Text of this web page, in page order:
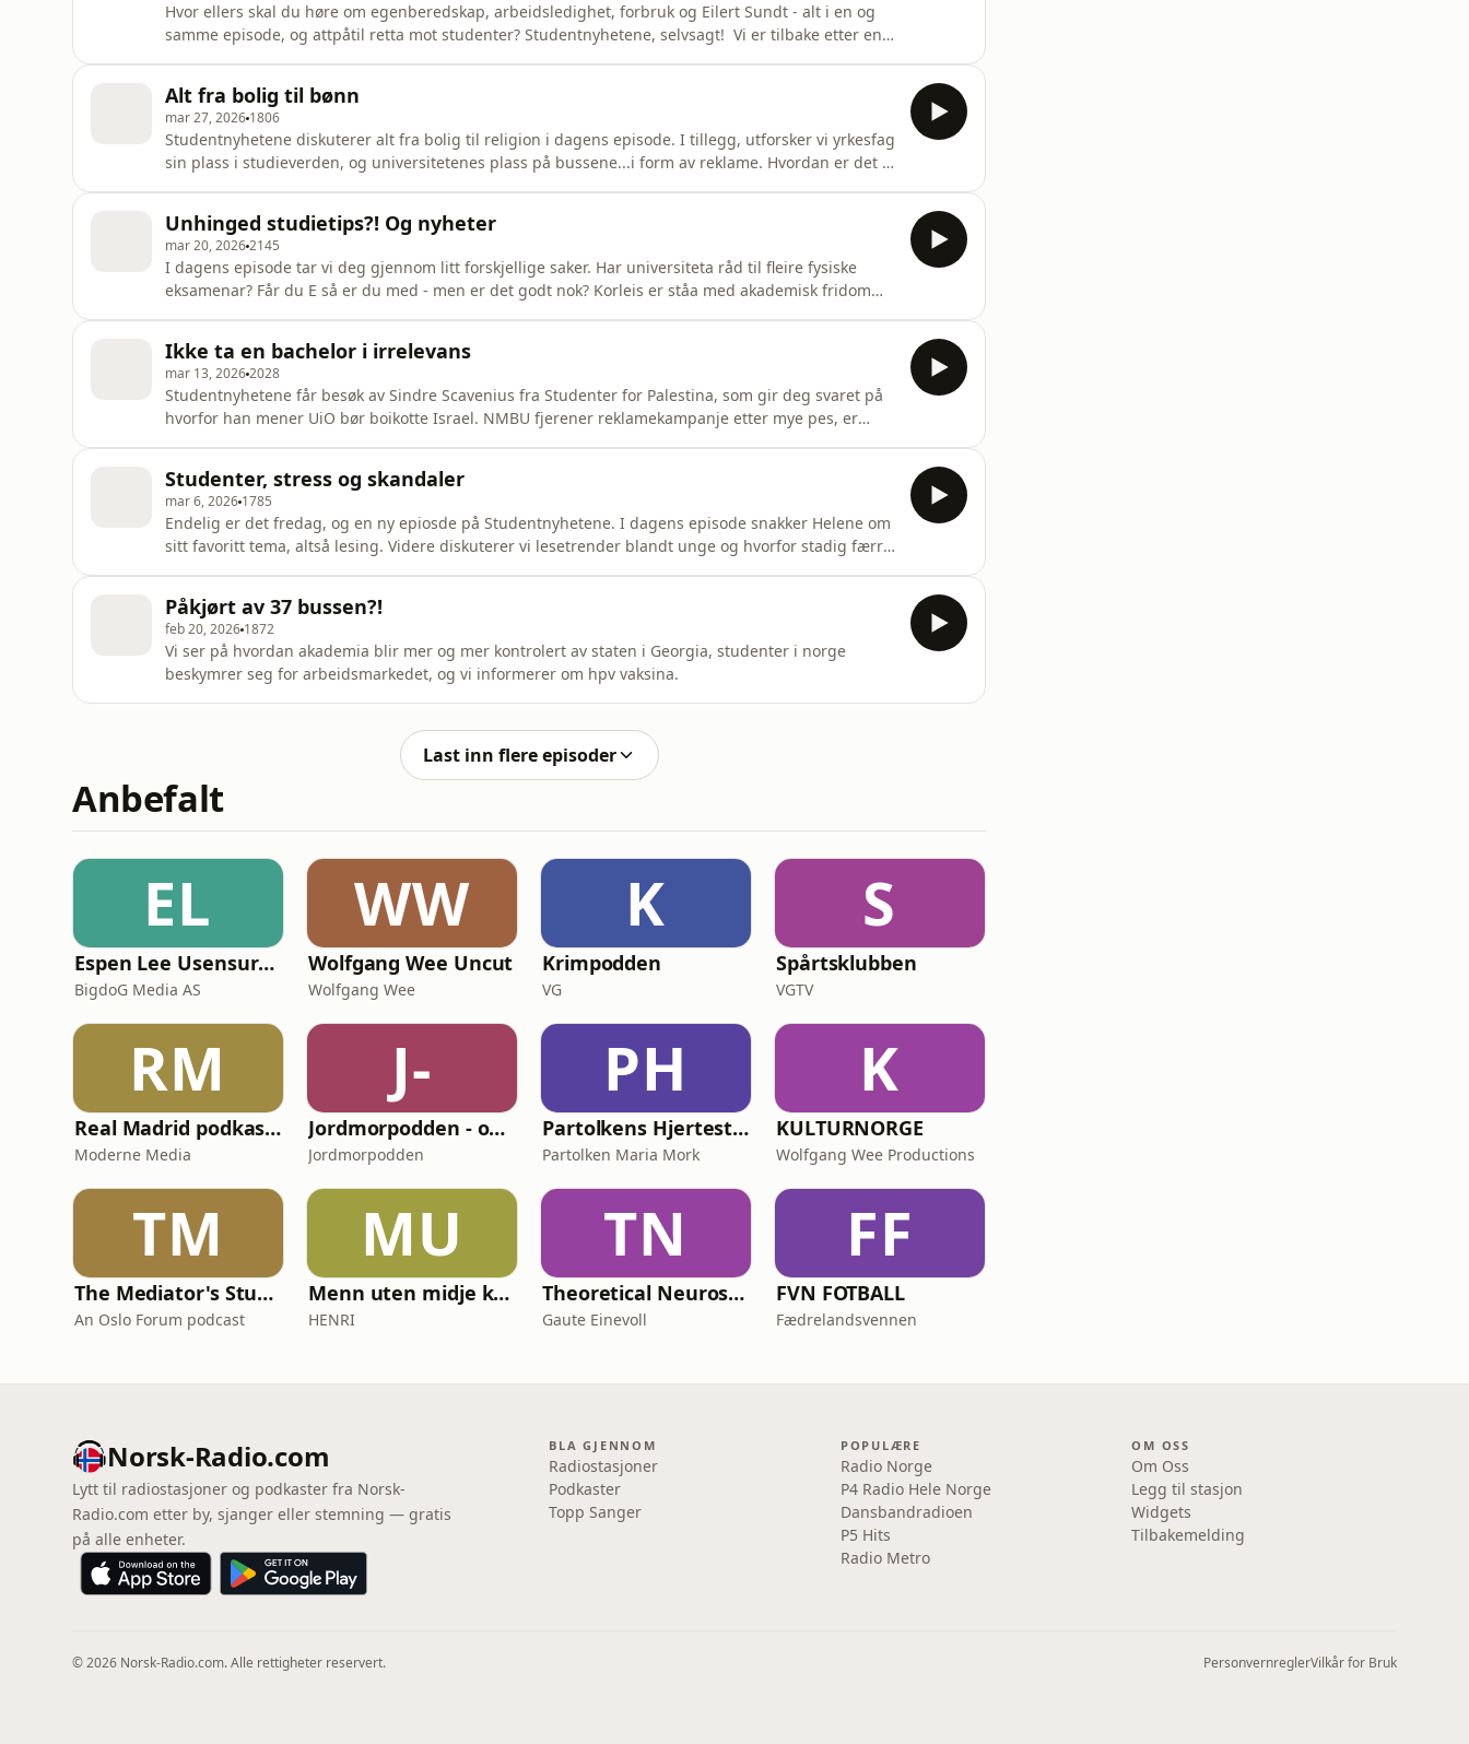
Hvor ellers skal du høre om egenberedskap, arbeidsledighet, forbruk og Eilert Sundt - alt i en og
samme episode, og attpåtil retta mot studenter? Studentnyhetene, selvsagt! Vi er tilbake etter en
Fa
Alt fra bolig til bønn
mar 27, 2026 1806
Studentnyhetene diskuterer alt fra bolig til religion i dagens episode. I tillegg, utforsker vi yrkesfag
sin plass i studieverden, og universitetenes plass på bussene...i form av reklame. Hvordan er det å
Unhinged studietips?! Og nyheter
mar 20, 20262145
I dagens episode tar vi deg gjennom litt forskjellige saker. Har universiteta råd til fleire fysiske
eksamenar? Får du E så er du med - men er det godt nok? Korleis er ståa med akademisk fridom
Fal
Ikke ta en bachelor i irrelevans
mar 13, 20262028
Studentnyhetene får besøk av Sindre Scavenius fra Studenter for Palestina, som gir deg svaret på
hvorfor han mener UiO bør boikotte Israel. NMBU fjerener reklamekampanje etter mye pes, er
studente
Studenter, stress og skandaler
mar 6, 2026 1785
Endelig er det fredag, og en ny epiosde på Studentnyhetene. I dagens episode snakker Helene om
sitt favoritt tema, altså lesing. Videre diskuterer vi lesetrender blandt unge og hvorfor stadig færre
Påkjørt av 37 bussen?!
feb 20, 2026 1872
Vi ser på hvordan akademia blir mer og mer kontrolert av staten i Georgia, studenter i norge
beskymrer seg for arbeidsmarkedet, og vi informerer om hpv vaksina.
Last inn flere episoder
Anbefalt
EL
Espen Lee Usensurert
BigdoG Media AS
WW
Wolfgang Wee Uncut
Wolfgang Wee
K
Krimpodden
VG
S
Spårtsklubben
VGTV
RM
Real Madrid podkasten uten navn
Moderne Media
J-
Jordmorpodden - om graviditet fødsel og barseltid
Jordmorpodden
PH
Partolkens Hjertestarter
Partolken Maria Mork
K
KULTURNORGE
Wolfgang Wee Productions
TM
The Mediator's Studio
An Oslo Forum podcast
MU
Menn uten midje kan også lese
HENRI
TN
Theoretical Neuroscience Podcast
Gaute Einevoll
FF
FVN FOTBALL
Fædrelandsvennen
Norsk-Radio.com
Lytt til radiostasjoner og podkaster fra Norsk-
Radio.com etter by, sjanger eller stemning — gratis
på alle enheter.
BLA GJENNOM
Radiostasjoner
Podkaster
Topp Sanger
POPULÆRE
Radio Norge
P4 Radio Hele Norge
Dansbandradioen
P5 Hits
Radio Metro
OM OSS
Om Oss
Legg til stasjon
Widgets
Tilbakemelding
© 2026 Norsk-Radio.com. Alle rettigheter reservert. PersonvernreglerVilkår for Bruk